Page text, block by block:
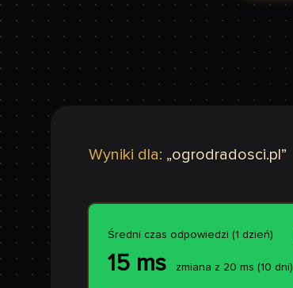
Wyniki dla: „ogrodradosci.pl ”
Średni czas odpowiedzi (1 dzień)
15 ms zmiana z 20 ms (10 dni)